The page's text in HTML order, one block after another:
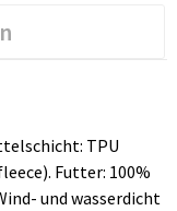
TPU
Futter: 100%
und wasserdicht